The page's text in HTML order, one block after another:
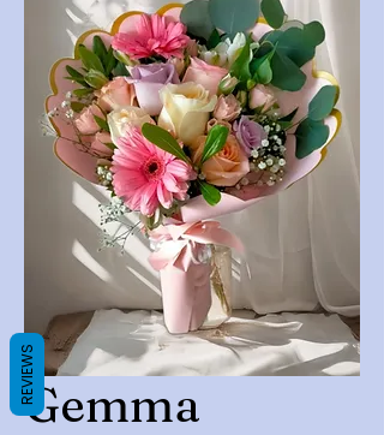
Gemma
REVIEWS